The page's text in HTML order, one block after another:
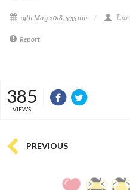
19th May 2018, 5:35 am โลม
Report
385
VIEWS
PREVIOUS